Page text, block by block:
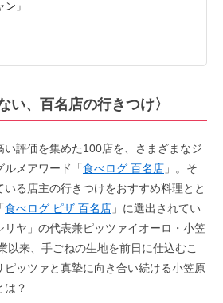
」
い、百名店の行きつけ〉
評価を集めた100店を、さまざまなジ
ルメアワード「食べログ 百名店 」。そ
いる店主の行きつけをおすすめ料理とと
食べログ ピザ 百名店 」に選出されてい
リヤ」の代表兼ピッツァイオーロ・小笠
以来、手ごねの生地を前日に仕込むこ
ピッツァと真摯に向き合い続ける小笠原
は？